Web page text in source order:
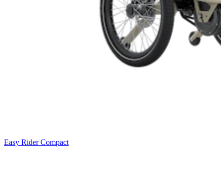
Easy Rider Compact